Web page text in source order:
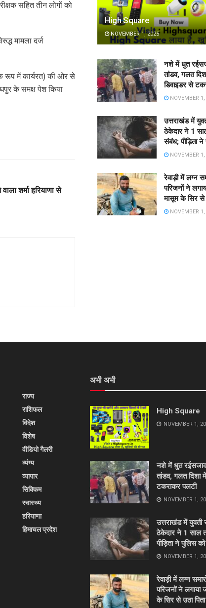
सहित तीन लोगों को
मामला दर्ज
के रूप में कार्यरत) की ओर से
के समक्ष पेश किया
शर्मा हरियाणा से
High Square
NOVEMBER 1, 2025
नशे में धुत
तांडव, गलत
डिवाइडर से
NOVEMBER
उत्तराखंड में
ठेकेदार ने 1
संबंध; पीड़िता
NOVEMBER
रेवाड़ी में लग्न
परिजनों ने
मासूम के सिर से
NOVEMBER
राज्य
राशिफल
विदेश
विशेष
वीडियो गैलरी
व्यंग्य
व्यापार
सिक्किम
स्वास्थ्य
हरियाणा
हिमाचल प्रदेश
अभी अभी
High Square
NOVEMBER 1,
नशे में धुत
तांडव, गलत दिशा
टकराकर पलटी
NOVEMBER 1,
उत्तराखंड में युवती
ठेकेदार ने 1 साल
पीड़िता ने पुलिस
NOVEMBER 1,
रेवाड़ी में लग्न
परिजनों ने
के सिर से उठा पिता